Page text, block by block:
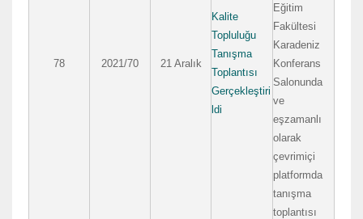
78 2021/70 21 Aralık
Kalite
Topluluğu
Tanışma
Toplantısı
Gerçekleştiri
ldi
Eğitim
Fakültesi
Karadeniz
Konferans
Salonunda
ve
eşzamanlı
olarak
çevrimiçi
platformda
tanışma
toplantısı